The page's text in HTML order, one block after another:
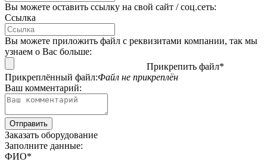
Вы можете оставить ссылку на свой сайт / соц.сеть:
Ссылка
Вы можете приложить файл с реквизитами компании, так мы
узнаем о Вас больше:
Прикрепить файл*
Прикреплённый файл:Файл не прикреплён
Ваш комментарий:
Заказать оборудование
Заполните данные:
ФИО*